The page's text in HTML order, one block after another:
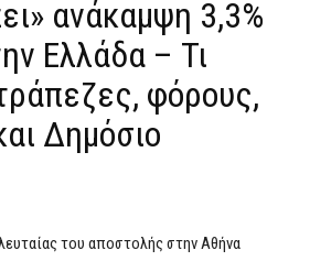
News
ανάκαμψη 3,3%
Ελλάδα – Τι
φόρους,
Δημόσιο
του αποστολής στην Αθήνα